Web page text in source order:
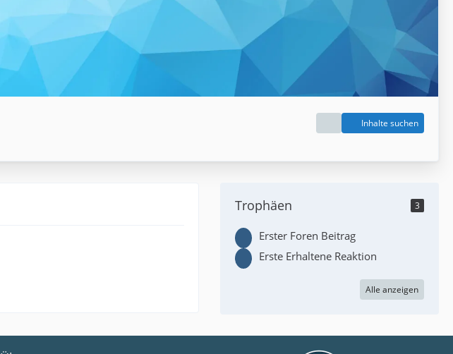
Inhalte suchen
Trophäen 3
Erster Foren Beitrag
Erste Erhaltene Reaktion
Alle anzeigen